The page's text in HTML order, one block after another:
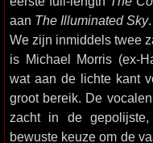
aan The Illuminated Sky.
We zijn inmiddels twee
is Michael Morris (ex-
wat aan de lichte kant
groot bereik. De
zacht in de
bewuste keuze om de